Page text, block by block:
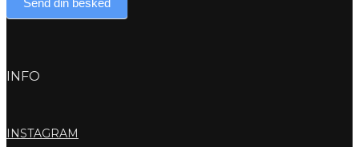
Send din besked
INFO
INSTAGRAM